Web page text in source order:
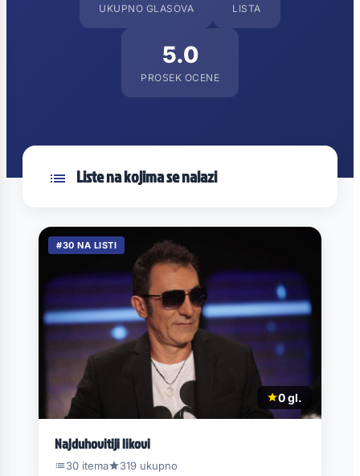
UKUPNO GLASOVA LISTA
5.0
PROSEK OCENE
Liste na kojima se nalazi
#30 NA LISTI
0 gl.
Najduhovitiji likovi
30 itema 319 ukupno